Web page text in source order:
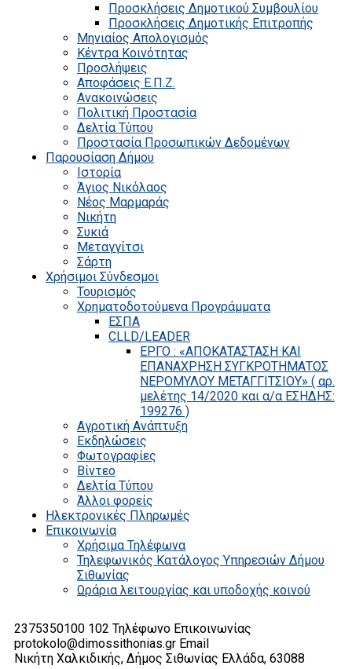
Προσκλήσεις Δημοτικού Συμβουλίου
Προσκλήσεις Δημοτικής Επιτροπής
Μηνιαίος Απολογισμός
Κέντρα Κοινότητας
Προσλήψεις
Αποφάσεις Ε.Π.Ζ.
Ανακοινώσεις
Πολιτική Προστασία
Δελτία Τύπου
Προστασία Προσωπικών Δεδομένων
Παρουσίαση Δήμου
Ιστορία
Άγιος Νικόλαος
Νέος Μαρμαράς
Νικήτη
Συκιά
Μεταγγίτσι
Σάρτη
Χρήσιμοι Σύνδεσμοι
Τουρισμός
Χρηματοδοτούμενα Προγράμματα
ΕΣΠΑ
CLLD/LEADER
ΕΡΓΟ : «ΑΠΟΚΑΤΑΣΤΑΣΗ ΚΑΙ
ΕΠΑΝΑΧΡΗΣΗ ΣΥΓΚΡΟΤΗΜΑΤΟΣ
ΝΕΡΟΜΥΛΟΥ ΜΕΤΑΓΓΙΤΣΙΟΥ» ( αρ.
μελέτης 14/2020 και α/α ΕΣΗΔΗΣ:
199276 )
Αγροτική Ανάπτυξη
Εκδηλώσεις
Φωτογραφίες
Βίντεο
Δελτία Τύπου
Άλλοι φορείς
Ηλεκτρονικές Πληρωμές
Επικοινωνία
Χρήσιμα Τηλέφωνα
Τηλεφωνικός Κατάλογος Υπηρεσιών Δήμου
Σιθωνίας
Ωράρια λειτουργίας και υποδοχής κοινού
2375350100 102 Τηλέφωνο Επικοινωνίας
protokolo@dimossithonias.gr Email
Νικήτη Χαλκιδικής, Δήμος Σιθωνίας Ελλάδα, 63088